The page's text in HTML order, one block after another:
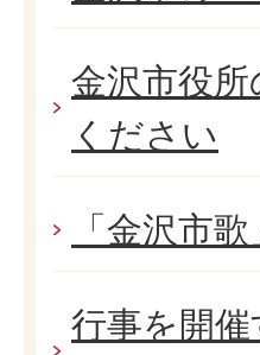
金沢市役
ください
「金沢市
行事を開